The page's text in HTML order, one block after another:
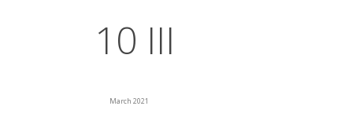
10 III
March 2021